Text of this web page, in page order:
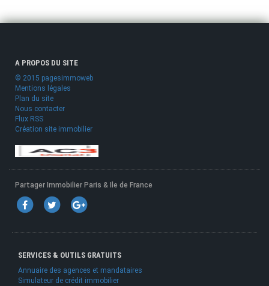
A PROPOS DU SITE
© 2015 pagesimmoweb
Mentions légales
Plan du site
Nous contacter
Flux RSS
Création site immobilier
Partager Immobilier Paris & Ile de France
SERVICES & OUTILS GRATUITS
Annuaire des agences et mandataires
Simulateur de crédit immobilier